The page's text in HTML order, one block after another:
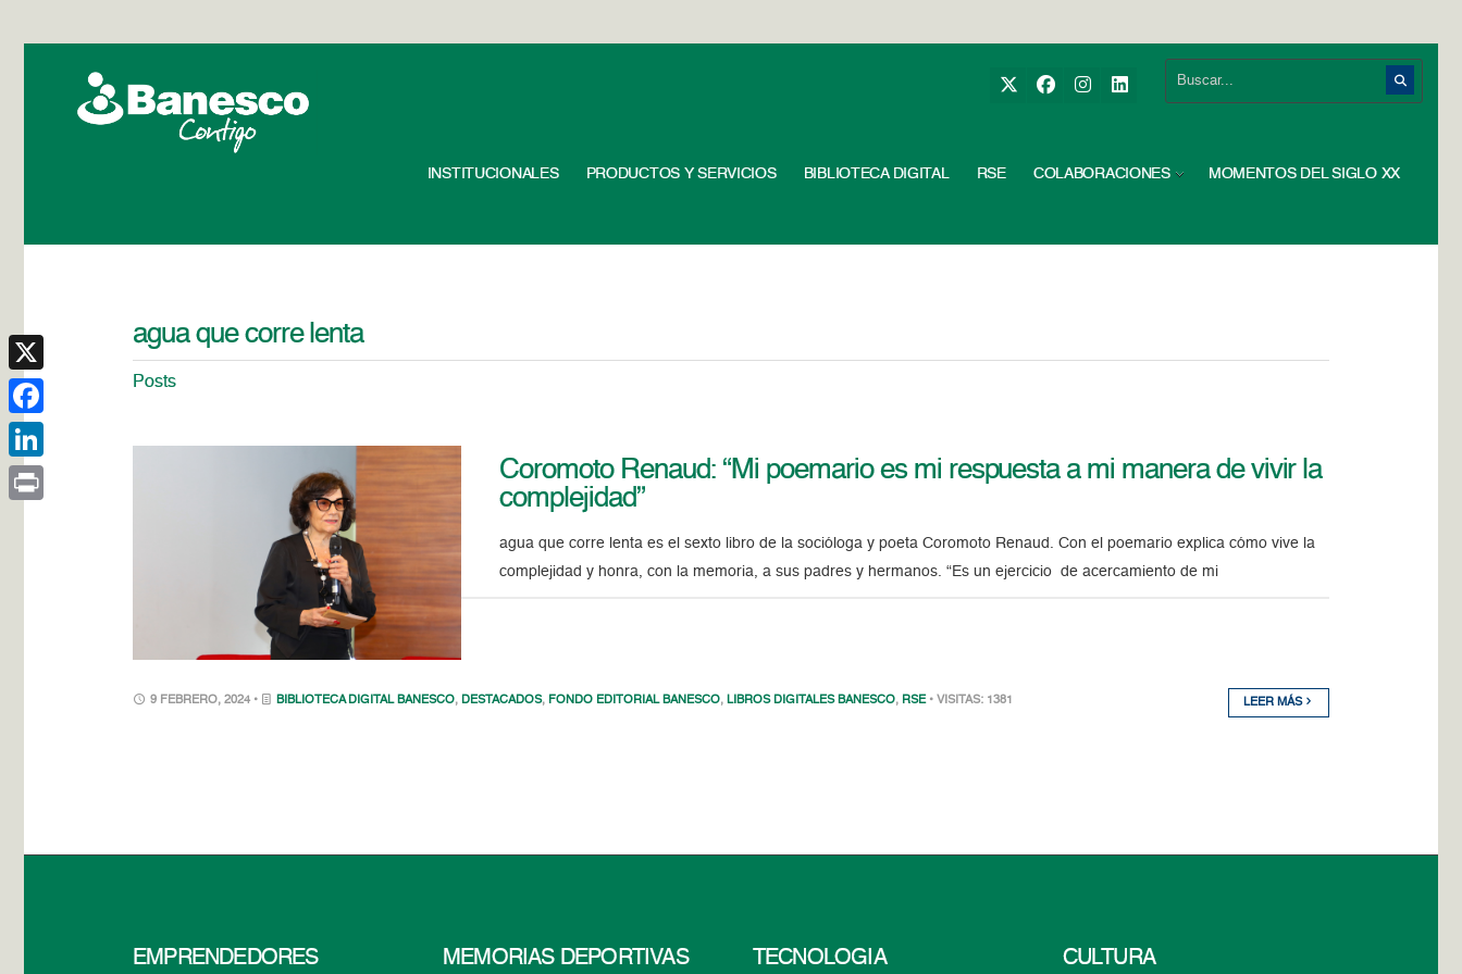
INSTITUCIONALES PRODUCTOS Y SERVICIOS BIBLIOTECA DIGITAL RSE COLABORACIONES MOMENTOS DEL SIGLO XX
agua que corre lenta
Posts
Coromoto Renaud: “Mi poemario es mi respuesta a mi manera de vivir la
complejidad”
agua que corre lenta es el sexto libro de la socióloga y poeta Coromoto Renaud. Con el poemario explica cómo vive la
complejidad y honra, con la memoria, a sus padres y hermanos. “Es un ejercicio de acercamiento de mi
9 FEBRERO, 2024 • BIBLIOTECA DIGITAL BANESCO, DESTACADOS, FONDO EDITORIAL BANESCO, LIBROS DIGITALES BANESCO, RSE • VISITAS: 1381 LEER MÁS
EMPRENDEDORES MEMORIAS DEPORTIVAS TECNOLOGÍA CULTURA
X
Facebook
LinkedIn